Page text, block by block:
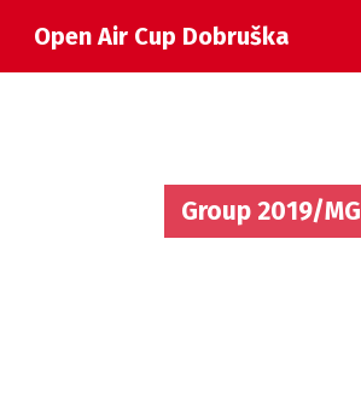
Open Air Cup Dobruška
Group 2019/MG